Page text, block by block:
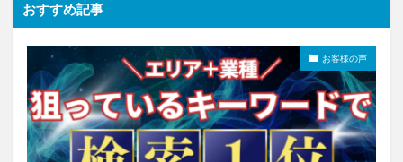
おすすめ記事
お客様の声